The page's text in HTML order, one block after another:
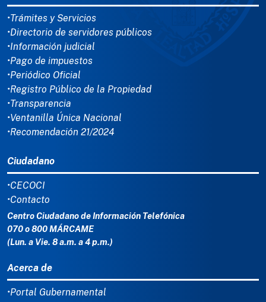
•Trámites y Servicios
•Directorio de servidores públicos
•Información judicial
•Pago de impuestos
•Periódico Oficial
•Registro Público de la Propiedad
•Transparencia
•Ventanilla Única Nacional
•Recomendación 21/2024
Ciudadano
•CECOCI
•Contacto
Centro Ciudadano de Información Telefónica
070 o 800 MÁRCAME
(Lun. a Vie. 8 a.m. a 4 p.m.)
Acerca de
•Portal Gubernamental